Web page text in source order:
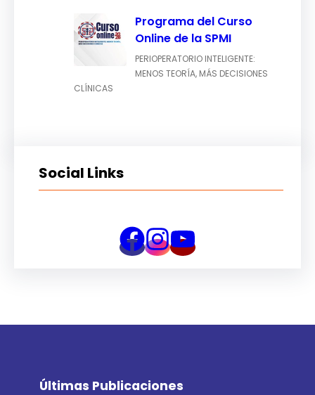
Programa del Curso
Online de la SPMI
PERIOPERATORIO INTELIGENTE:
MENOS TEORÍA, MÁS DECISIONES
CLÍNICAS
Social Links
Últimas Publicaciones